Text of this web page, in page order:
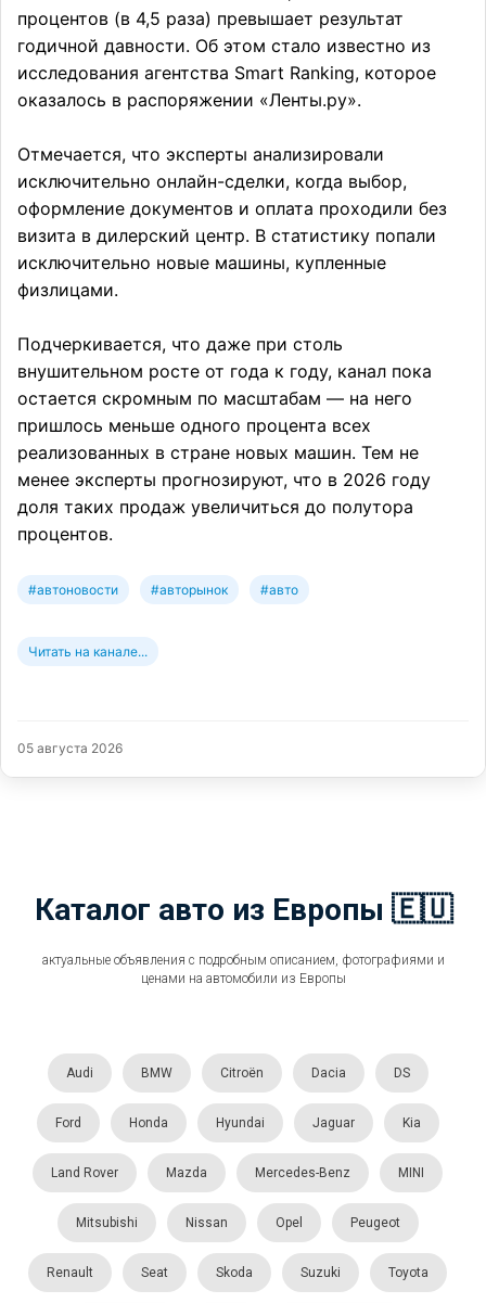
процентов (в 4,5 раза) превышает результат
годичной давности. Об этом стало известно из
исследования агентства Smart Ranking, которое
оказалось в распоряжении «Ленты.ру».
Отмечается, что эксперты анализировали
исключительно онлайн-сделки, когда выбор,
оформление документов и оплата проходили без
визита в дилерский центр. В статистику попали
исключительно новые машины, купленные
физлицами.
Подчеркивается, что даже при столь
внушительном росте от года к году, канал пока
остается скромным по масштабам — на него
пришлось меньше одного процента всех
реализованных в стране новых машин. Тем не
менее эксперты прогнозируют, что в 2026 году
доля таких продаж увеличиться до полутора
процентов.
#автоновости #авторынок #авто
Читать на канале...
05 августа 2026
Каталог авто из Европы 🇪🇺
актуальные объявления с подробным описанием, фотографиями и
ценами на автомобили из Европы
Audi BMW Citroën Dacia DS
Ford Honda Hyundai Jaguar Kia
Land Rover Mazda Mercedes-Benz MINI
Mitsubishi Nissan Opel Peugeot
Renault Seat Skoda Suzuki Toyota